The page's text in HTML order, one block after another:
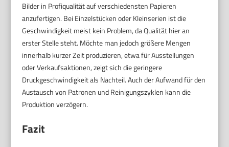
Bilder in Profiqualität auf verschiedensten Papieren
anzufertigen. Bei Einzelstücken oder Kleinserien ist die
Geschwindigkeit meist kein Problem, da Qualität hier an
erster Stelle steht. Möchte man jedoch größere Mengen
innerhalb kurzer Zeit produzieren, etwa für Ausstellungen
oder Verkaufsaktionen, zeigt sich die geringere
Druckgeschwindigkeit als Nachteil. Auch der Aufwand für den
Austausch von Patronen und Reinigungszyklen kann die
Produktion verzögern.
Fazit